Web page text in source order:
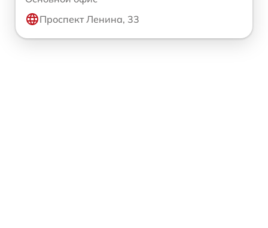
Проспект Ленина, 33